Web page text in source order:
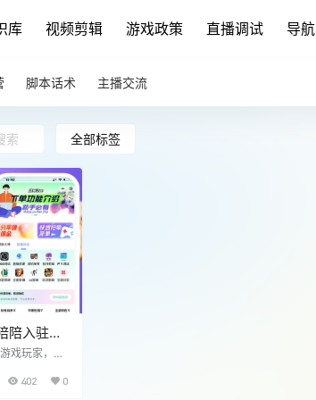
库 视频剪辑 游戏政策 直播调试 导航
脚本话术 主播交流
全部标签
陪入驻新
戏玩家，不
此平台获取
402 0